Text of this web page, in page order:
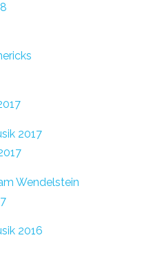
2017
Wendelstein
2016